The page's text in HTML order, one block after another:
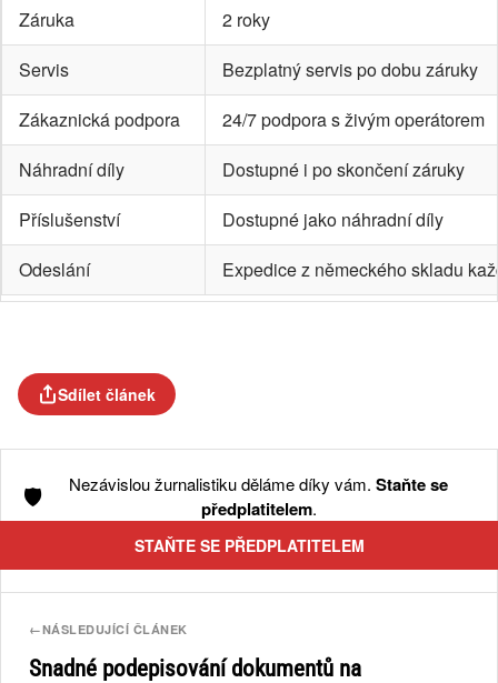
Záruka
2 roky
Servis
Bezplatný servis po dobu záruky
Zákaznická podpora
24/7 podpora s živým operátorem
Náhradní díly
Dostupné i po skončení záruky
Příslušenství
Dostupné jako náhradní díly
Odeslání
Expedice z německého skladu
Sdílet článek
🛡️ Nezávislou žurnalistiku děláme díky vám. Staňte se
předplatitelem.
STAŇTE SE PŘEDPLATITELEM
←NÁSLEDUJÍCÍ ČLÁNEK
Snadné podepisování dokumentů na